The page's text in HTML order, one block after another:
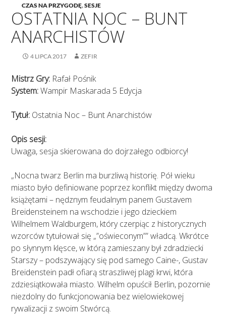
CZAS NA PRZYGODĘ,SESJE
OSTATNIA NOC – BUNT
ANARCHISTÓW
4 LIPCA 2017 ZEFIR
Mistrz Gry: Rafał Pośnik
System:Wampir Maskarada 5 Edycja
Tytuł: Ostatnia Noc – Bunt Anarchistów
Opis sesji:
Uwaga, sesja skierowana do dojrzałego odbiorcy!
„Nocna twarz Berlin ma burzliwą historię. Pół wieku
miasto było definiowane poprzez konflikt między dwoma
książętami – nędznym feudalnym panem Gustavem
Breidensteinem na wschodzie i jego dzieckiem
Wilhelmem Waldburgem, który czerpiąc z historycznych
wzorców tytułował się „”oświeconym”” władcą. Wkrótce
po słynnym klęsce, w którą zamieszany był zdradziecki
Starszy – podszywający się pod samego Caine-, Gustav
Breidenstein padł ofiarą straszliwej plagi krwi, która
zdziesiątkowała miasto. Wilhelm opuścił Berlin, pozornie
niezdolny do funkcjonowania bez wielowiekowej
rywalizacji z swoim Stwórcą.